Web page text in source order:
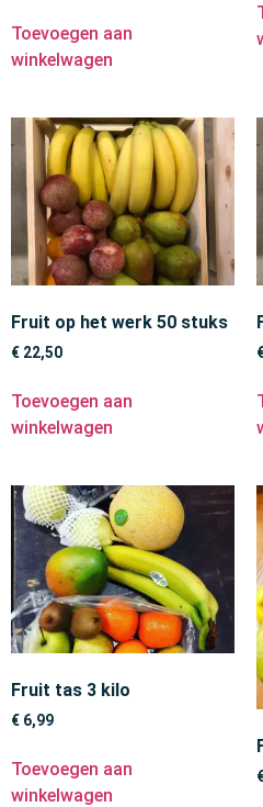
Toevoegen aan
winkelwagen
Fruit op het werk 50 stuks
€ 22,50
Toevoegen aan
winkelwagen
Fruit tas 3 kilo
€ 6,99
Toevoegen aan
winkelwagen